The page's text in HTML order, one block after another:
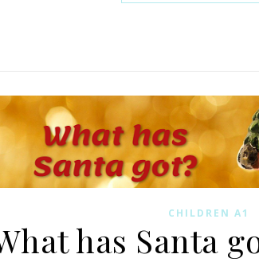
CHILDREN A1
has Santa